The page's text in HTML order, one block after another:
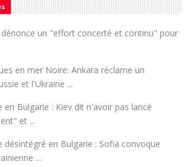
dénonce un "effort concerté et continu" pour
en mer Noire: Ankara réclame un
et l'Ukraine ...
en Bulgarie : Kiev dit n'avoir pas lancé
et ...
désintégré en Bulgarie : Sofia convoque
...